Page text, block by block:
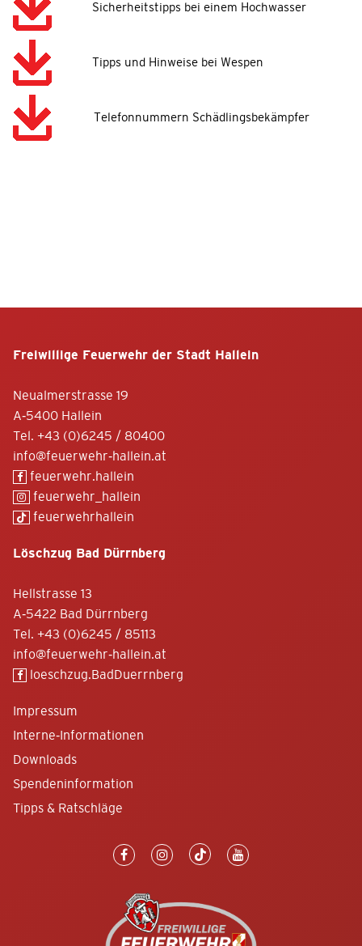
Sicherheitstipps bei einem Hochwasser
Tipps und Hinweise bei Wespen
Telefonnummern Schädlingsbekämpfer
Freiwillige Feuerwehr der Stadt Hallein
Neualmerstrasse 19
A-5400 Hallein
Tel. +43 (0)6245 / 80400
info@feuerwehr-hallein.at
feuerwehr.hallein
feuerwehr_hallein
feuerwehrhallein
Löschzug Bad Dürrnberg
Hellstrasse 13
A-5422 Bad Dürrnberg
Tel. +43 (0)6245 / 85113
info@feuerwehr-hallein.at
loeschzug.BadDuerrnberg
Impressum
Interne-Informationen
Downloads
Spendeninformation
Tipps & Ratschläge